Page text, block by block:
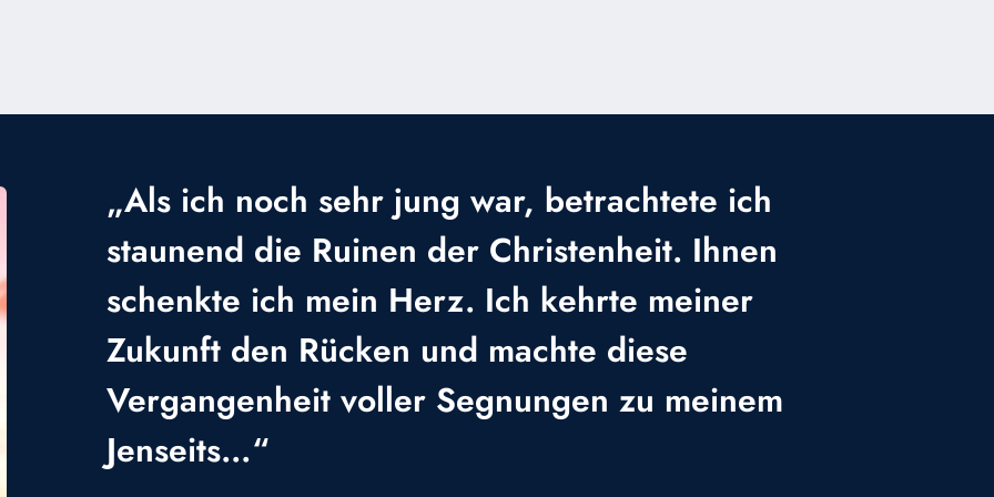
„Als ich noch sehr jung war, betrachtete ich
staunend die Ruinen der Christenheit. Ihnen
schenkte ich mein Herz. Ich kehrte meiner
Zukunft den Rücken und machte diese
Vergangenheit voller Segnungen zu meinem
Jenseits…“